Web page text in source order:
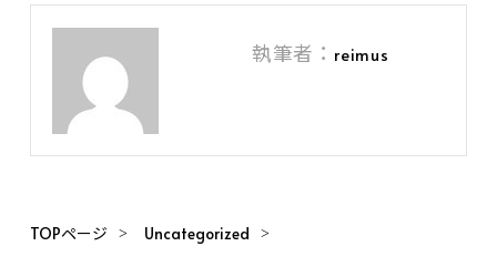
執筆者： reimus
TOPページ Uncategorized